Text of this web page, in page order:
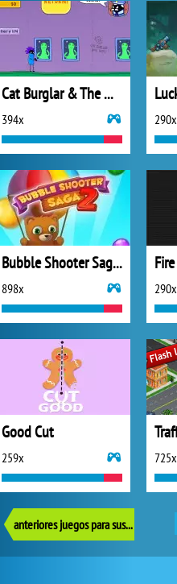
Cat Burglar & The Magic Museum
394x 290x
Bubble Shooter Saga 2
898x 290x
Good Cut
259x 725x
anteriores juegos para sus reflejos